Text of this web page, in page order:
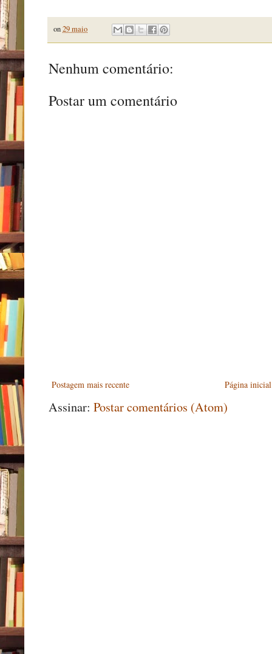
on29 maio
Nenhum comentário:
Postar um comentário
Postagem mais recente Página inicial
Assinar: Postar comentários (Atom)